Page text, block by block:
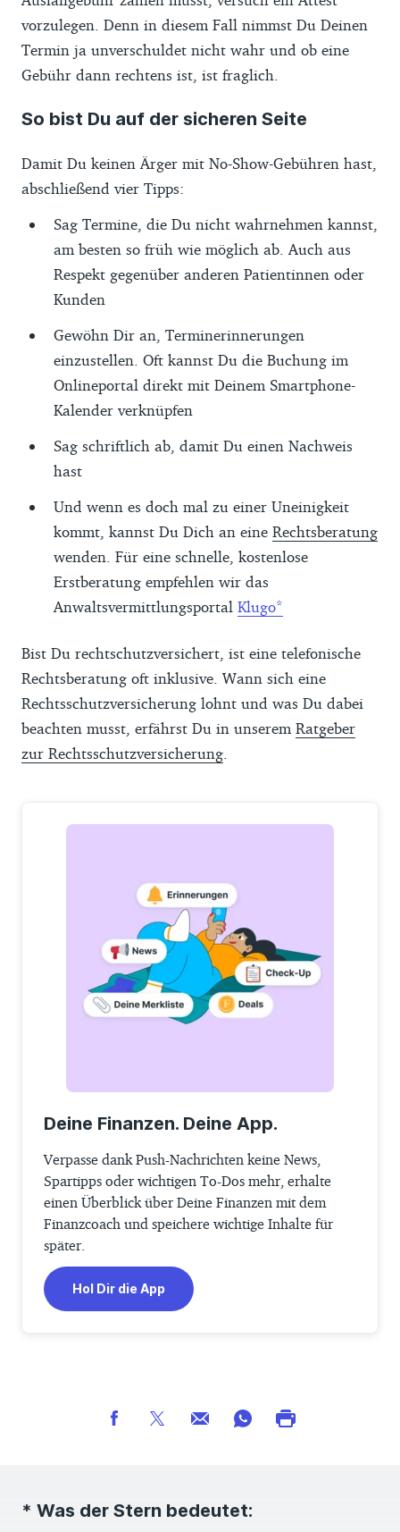
vorzulegen. Denn in diesem Fall nimmst Du Deinen
Termin ja unverschuldet nicht wahr und ob eine
Gebühr dann rechtens ist, ist fraglich.
So bist Du auf der sicheren Seite
Damit Du keinen Ärger mit No-Show-Gebühren hast,
abschließend vier Tipps:
Sag Termine, die Du nicht wahrnehmen kannst,
am besten so früh wie möglich ab. Auch aus
Respekt gegenüber anderen Patientinnen oder
Kunden
Gewöhn Dir an, Terminerinnerungen
einzustellen. Oft kannst Du die Buchung im
Onlineportal direkt mit Deinem Smartphone-
Kalender verknüpfen
Sag schriftlich ab, damit Du einen Nachweis
hast
Und wenn es doch mal zu einer Uneinigkeit
kommt, kannst Du Dich an eine Rechtsberatung
wenden. Für eine schnelle, kostenlose
Erstberatung empfehlen wir das
Anwaltsvermittlungsportal Klugo
Bist Du rechtschutzversichert, ist eine telefonische
Rechtsberatung oft inklusive. Wann sich eine
Rechtsschutzversicherung lohnt und was Du dabei
beachten musst, erfährst Du in unserem Ratgeber
zur Rechtsschutzversicherung
Deine Finanzen. Deine App.
Verpasse dank Push-Nachrichten keine News,
Spartipps oder wichtigen To-Dos mehr, erhalte
einen Überblick über Deine Finanzen mit dem
Finanzcoach und speichere wichtige Inhalte für
später.
Hol Dir die App
* Was der Stern bedeutet: